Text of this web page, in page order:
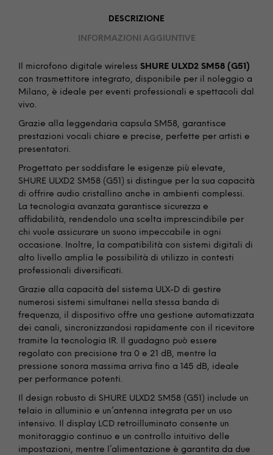
DESCRIZIONE
INFORMAZIONI AGGIUNTIVE
Il microfono digitale wireless SHURE ULXD2 SM58 (G51)
con trasmettitore integrato, disponibile per il noleggio a
Milano, è ideale per eventi professionali e spettacoli dal
vivo.
Grazie alla leggendaria capsula SM58, garantisce
prestazioni vocali chiare e precise, perfette per artisti e
presentatori.
Progettato per soddisfare le esigenze più elevate,
SHURE ULXD2 SM58 (G51) si distingue per la sua capacità
di offrire audio cristallino anche in ambienti complessi.
La tecnologia avanzata garantisce sicurezza e
affidabilità, rendendolo una scelta imprescindibile per
chi vuole assicurare un suono impeccabile in ogni
occasione. Inoltre, la compatibilità con sistemi digitali di
alto livello amplia le possibilità di utilizzo in contesti
professionali diversificati.
Grazie alla capacità del sistema ULX-D di gestire
numerosi sistemi simultanei nella stessa banda di
frequenza, il dispositivo offre una gestione automatizzata
dei canali, sincronizzandosi rapidamente con il ricevitore
tramite la tecnologia IR. Il guadagno può essere
regolato con precisione tra 0 e 21 dB, mentre la
pressione sonora massima arriva fino a 145 dB, ideale
per performance potenti.
Il design robusto di SHURE ULXD2 SM58 (G51) include un
telaio in alluminio e un’antenna integrata per un uso
intensivo. Il display LCD retroilluminato consente un
monitoraggio continuo e un controllo intuitivo delle
impostazioni, mentre l’alimentazione è garantita da due